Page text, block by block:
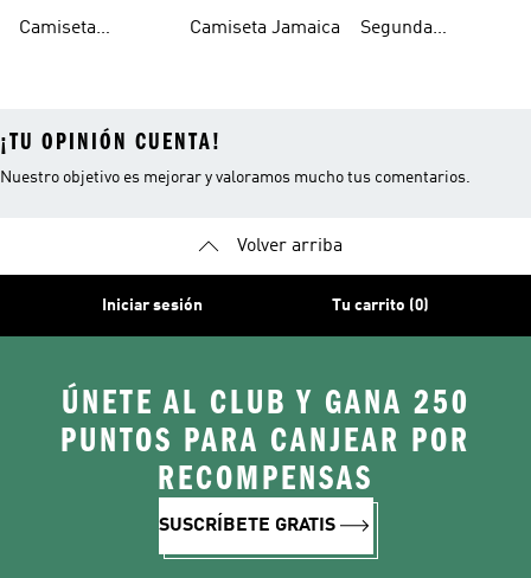
Camiseta
Camiseta Jamaica
Española
Segunda
¡TU OPINIÓN CUENTA!
Nuestro objetivo es mejorar y valoramos mucho tus comentarios.
Volver arriba
Iniciar sesión Tu carrito (0)
ÚNETE AL CLUB Y GANA 250
PUNTOS PARA CANJEAR POR
RECOMPENSAS
SUSCRÍBETE GRATIS